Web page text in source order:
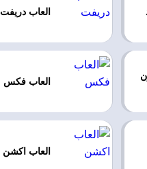
العاب دريفت
العاب فكس
العاب اكشن